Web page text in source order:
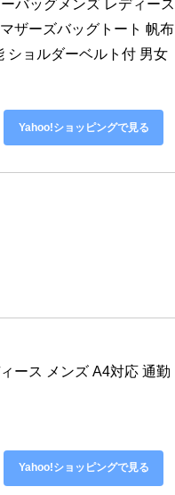
バッグメンズ レディース
ザーズバッグトート 帆布
ショルダーベルト付 男女
Yahoo!ショッピングで見る
ース メンズ A4対応 通勤
Yahoo!ショッピングで見る